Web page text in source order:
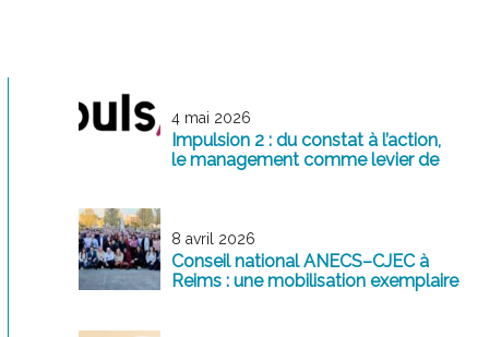
4 mai 2026
Impulsion 2 : du constat à l’action,
le management comme levier de
8 avril 2026
Conseil national ANECS–CJEC à
Reims : une mobilisation exemplaire